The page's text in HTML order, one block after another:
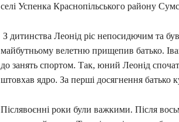
селі Успенка Краснопільського району
З дитинства Леонід ріс непосидючим та
майбутньому велетню прищепив батько.
до занять спортом. Так, юний Леонід
штовхав ядро. За перші досягнення батько
Післявоєнні роки були важкими. Після